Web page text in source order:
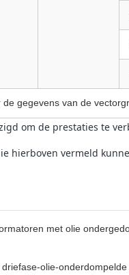
gegevens van de
om de prestaties te
hierboven vermeld
met olie
olie-